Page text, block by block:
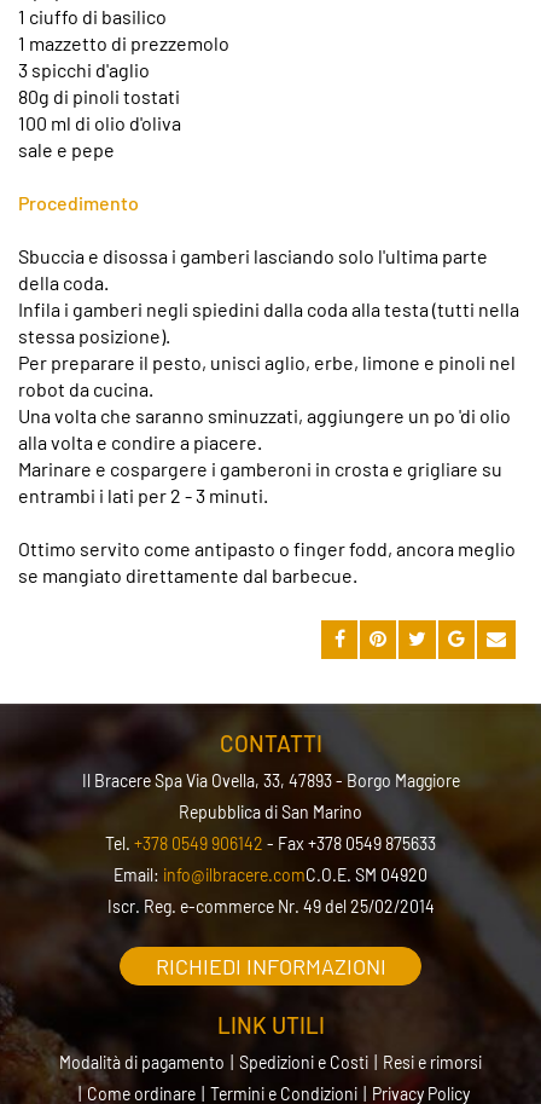
1 ciuffo di basilico
1 mazzetto di prezzemolo
3 spicchi d'aglio
80g di pinoli tostati
100 ml di olio d'oliva
sale e pepe
Procedimento
Sbuccia e disossa i gamberi lasciando solo l'ultima parte
della coda.
Infila i gamberi negli spiedini dalla coda alla testa (tutti nella
stessa posizione).
Per preparare il pesto, unisci aglio, erbe, limone e pinoli nel
robot da cucina.
Una volta che saranno sminuzzati, aggiungere un po 'di olio
alla volta e condire a piacere.
Marinare e cospargere i gamberoni in crosta e grigliare su
entrambi i lati per 2 - 3 minuti.
Ottimo servito come antipasto o finger fodd, ancora meglio
se mangiato direttamente dal barbecue.
CONTATTI
Il Bracere SpaVia Ovella, 33, 47893 - Borgo Maggiore
Repubblica di San Marino
Tel. +378 0549 906142 - Fax +378 0549 875633
Email: info@ilbracere.comC.O.E. SM 04920
Iscr. Reg. e-commerce Nr. 49 del 25/02/2014
RICHIEDI INFORMAZIONI
LINK UTILI
Modalità di pagamento Spedizioni e Costi
Resi e rimorsi
Come ordinare
Termini e Condizioni Privacy Policy